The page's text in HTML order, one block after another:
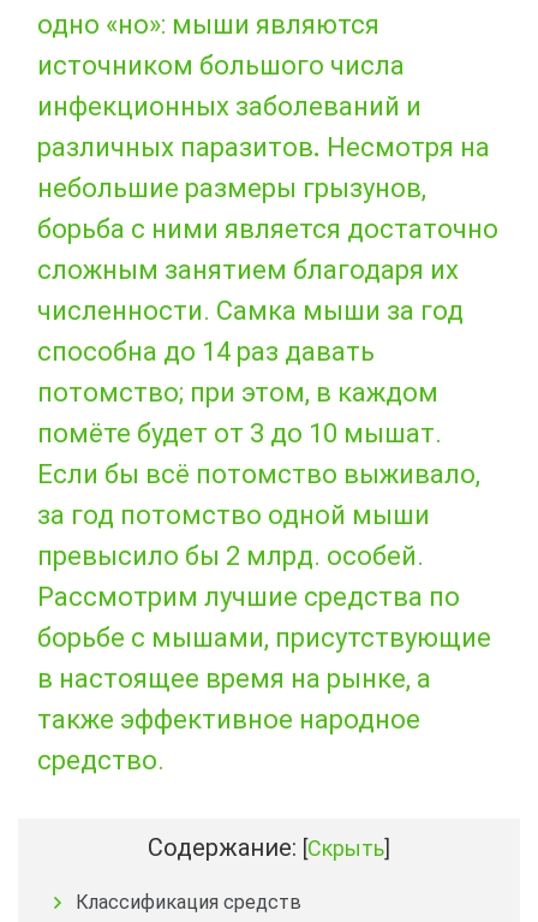
одно «но»: мыши являются
источником большого числа
инфекционных заболеваний и
различных паразитов. Несмотря на
небольшие размеры грызунов,
борьба с ними является достаточно
сложным занятием благодаря их
численности. Самка мыши за год
способна до 14 раз давать
потомство; при этом, в каждом
помёте будет от 3 до 10 мышат.
Если бы всё потомство выживало,
за год потомство одной мыши
превысило бы 2 млрд. особей.
Рассмотрим лучшие средства по
борьбе с мышами, присутствующие
в настоящее время на рынке, а
также эффективное народное
средство.
Содержание: [Скрыть]
Классификация средств